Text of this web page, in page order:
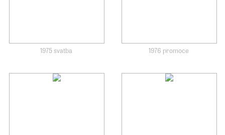
1975 svatba 1976 promoce